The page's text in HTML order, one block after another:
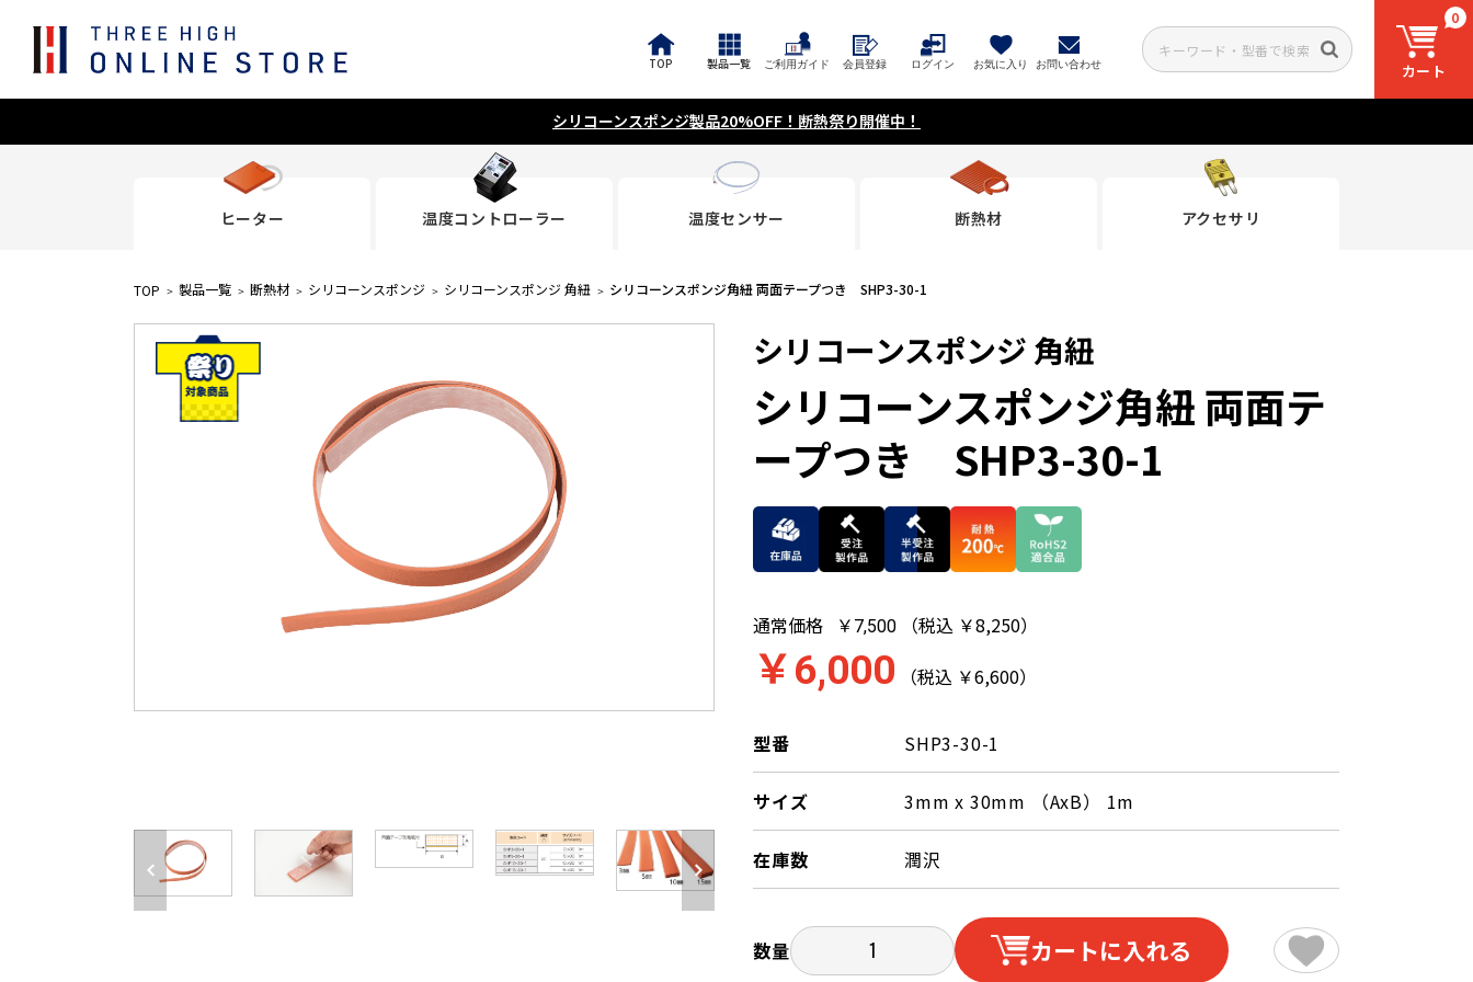
TOP 製品一覧 ご利用ガイド 会員登録 ログイン お気に入り お問い合わせ
0
カート
シリコーンスポンジ製品20%OFF！断熱祭り開催中！
ヒーター 温度コントローラー 温度センサー 断熱材 アクセサリ
TOP 製品一覧 断熱材 シリコーンスポンジ シリコーンスポンジ 角紐 シリコーンスポンジ角紐 両面テープつき SHP3-30-1
シリコーンスポンジ 角紐
シリコーンスポンジ角紐 両面テ
ープつき SHP3-30-1
通常価格 ￥7,500 （税込 ￥8,250）
￥6,000 （税込 ￥6,600）
型番 SHP3-30-1
サイズ 3mm x 30mm （AxB） 1m
在庫数 潤沢
数量 カートに入れる